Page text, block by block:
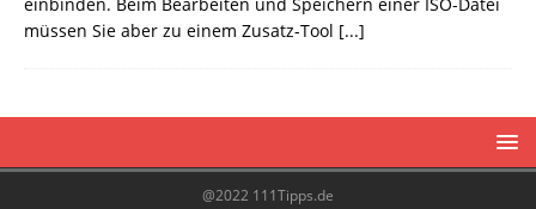
müssen Sie aber zu einem Zusatz-Tool [...]
@2022 111Tipps.de